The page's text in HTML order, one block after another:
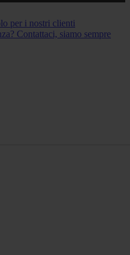
per i nostri clienti
Contattaci, siamo sempre